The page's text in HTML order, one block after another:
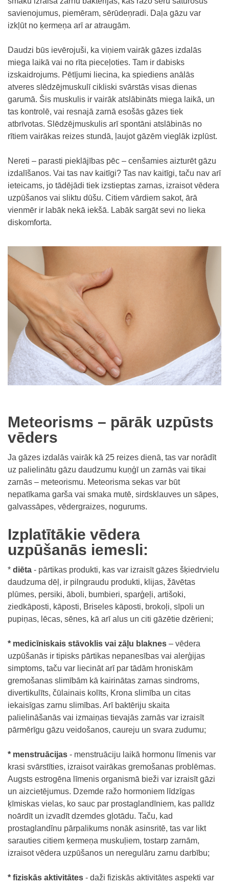
savienojumus, piemēram, sērūdeņradi. Daļa gāzu var
izkļūt no ķermeņa arī ar atraugām.
Daudzi būs ievērojuši, ka viņiem vairāk gāzes izdalās
miega laikā vai no rīta pieceļoties. Tam ir dabisks
izskaidrojums. Pētījumi liecina, ka spiediens anālās
atveres slēdzējmuskulī cikliski svārstās visas dienas
garumā. Šis muskulis ir vairāk atslābināts miega laikā, un
tas kontrolē, vai resnajā zarnā esošās gāzes tiek
atbrīvotas. Slēdzējmuskulis arī spontāni atslābinās no
rītiem vairākas reizes stundā, ļaujot gāzēm vieglāk izplūst.
Nereti – parasti pieklājības pēc – cenšamies aizturēt gāzu
izdalīšanos. Vai tas nav kaitīgi? Tas nav kaitīgi, taču nav arī
ieteicams, jo tādējādi tiek izstieptas zarnas, izraisot vēdera
uzpūšanos vai sliktu dūšu. Citiem vārdiem sakot, ārā
vienmēr ir labāk nekā iekšā. Labāk sargāt sevi no lieka
diskomforta.
Meteorisms – pārāk uzpūsts
vēders
Ja gāzes izdalās vairāk kā 25 reizes dienā, tas var norādīt
uz palielinātu gāzu daudzumu kuņģī un zarnās vai tikai
zarnās – meteorismu. Meteorisma sekas var būt
nepatīkama garša vai smaka mutē, sirdsklauves un sāpes,
galvassāpes, vēdergraizes, nogurums.
Izplatītākie vēdera
uzpūšanās iemesli:
* diēta - pārtikas produkti, kas var izraisīt gāzes šķiedrvielu
daudzuma dēļ, ir pilngraudu produkti, klijas, žāvētas
plūmes, persiki, āboli, bumbieri, sparģeļi, artišoki,
ziedkāposti, kāposti, Briseles kāposti, brokoļi, sīpoli un
pupiņas, lēcas, sēnes, kā arī alus un citi gāzētie dzērieni;
* medicīniskais stāvoklis vai zāļu blaknes – vēdera
uzpūšanās ir tipisks pārtikas nepanesības vai alerģijas
simptoms, taču var liecināt arī par tādām hroniskām
gremošanas slimībām kā kairinātas zarnas sindroms,
divertikulīts, čūlainais kolīts, Krona slimība un citas
iekaisīgas zarnu slimības. Arī baktēriju skaita
palielināšanās vai izmaiņas tievajās zarnās var izraisīt
pārmērīgu gāzu veidošanos, caureju un svara zudumu;
* menstruācijas - menstruāciju laikā hormonu līmenis var
krasi svārstīties, izraisot vairākas gremošanas problēmas.
Augsts estrogēna līmenis organismā bieži var izraisīt gāzi
un aizcietējumus. Dzemde ražo hormoniem līdzīgas
ķīmiskas vielas, ko sauc par prostaglandīniem, kas palīdz
noārdīt un izvadīt dzemdes gļotādu. Taču, kad
prostaglandīnu pārpalikums nonāk asinsritē, tas var likt
sarauties citiem ķermeņa muskuļiem, tostarp zarnām,
izraisot vēdera uzpūšanos un neregulāru zarnu darbību;
* fiziskās aktivitātes - daži fiziskās aktivitātes aspekti var